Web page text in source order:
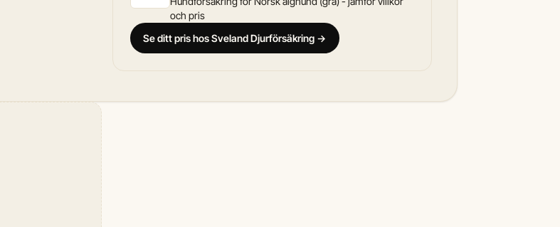
och pris
Se ditt pris hos Sveland Djurförsäkring →